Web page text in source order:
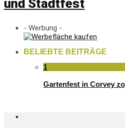
und Stadtfest
- Werbung -
BELIEBTE BEITRÄGE
1
Gartenfest in Corvey